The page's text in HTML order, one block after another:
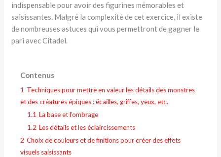
indispensable pour avoir des figurines mémorables et
saisissantes. Malgré la complexité de cet exercice, il existe
de nombreuses astuces qui vous permettront de gagner le
pari avec Citadel.
Contenus
1 Techniques pour mettre en valeur les détails des monstres
et des créatures épiques : écailles, griffes, yeux, etc.
1.1 La base et l’ombrage
1.2 Les détails et les éclaircissements
2 Choix de couleurs et de finitions pour créer des effets
visuels saisissants